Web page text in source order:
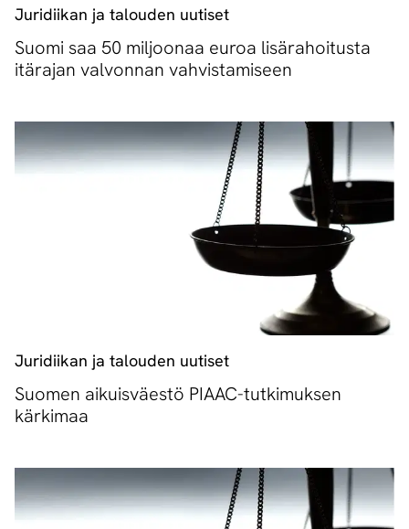
Juridiikan ja talouden uutiset
Suomi saa 50 miljoonaa euroa lisärahoitusta
itärajan valvonnan vahvistamiseen
Juridiikan ja talouden uutiset
Suomen aikuisväestö PIAAC-tutkimuksen
kärkimaa